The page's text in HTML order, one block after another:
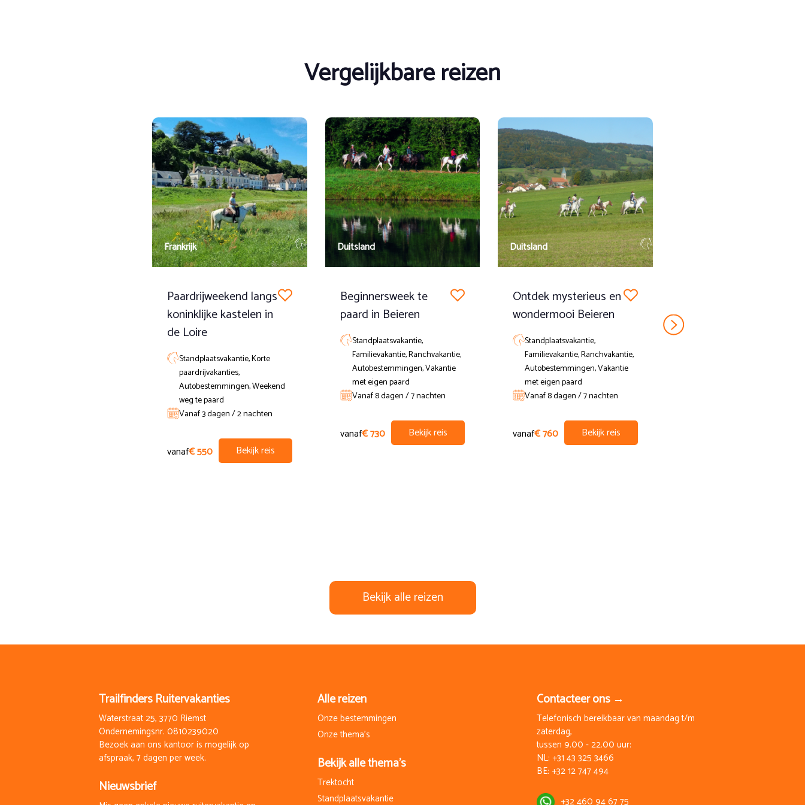
Vergelijkbare reizen
Frankrijk
Paardrijweekend langs
koninklijke kastelen in
de Loire
Standplaatsvakantie, Korte
paardrijvakanties,
Autobestemmingen, Weekend
weg te paard
Vanaf 3 dagen / 2 nachten
vanaf€ 550 Bekijk reis
Duitsland
Beginnersweek te
paard in Beieren
Standplaatsvakantie,
Familievakantie, Ranchvakantie,
Autobestemmingen, Vakantie
met eigen paard
Vanaf 8 dagen / 7 nachten
vanaf€ 730 Bekijk reis
Duitsland
Ontdek mysterieus en
wondermooi Beieren
Standplaatsvakantie,
Familievakantie, Ranchvakantie,
Autobestemmingen, Vakantie
met eigen paard
Vanaf 8 dagen / 7 nachten
vanaf€ 760 Bekijk reis
Bekijk alle reizen
Trailfinders Ruitervakanties
Waterstraat 25, 3770 Riemst
Ondernemingsnr. 0810239020
Bezoek aan ons kantoor is mogelijk op
afspraak, 7 dagen per week.
Nieuwsbrief
Alle reizen
Onze bestemmingen
Onze thema's
Bekijk alle thema's
Trektocht
Standplaatsvakantie
Contacteer ons →
Telefonisch bereikbaar van maandag t/m
zaterdag,
tussen 9.00 - 22.00 uur:
NL: +31 43 325 3466
BE: +32 12 747 494
+32 460 94 67 75